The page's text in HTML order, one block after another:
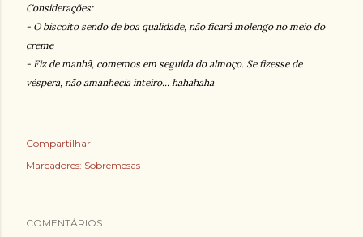
Considerações:
- O biscoito sendo de boa qualidade, não ficará molengo no meio do
creme
- Fiz de manhã, comemos em seguida do almoço. Se fizesse de
véspera, não amanhecia inteiro... hahahaha
Compartilhar
Marcadores: Sobremesas
COMENTÁRIOS